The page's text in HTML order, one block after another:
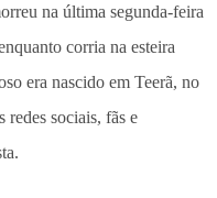
na última segunda-feira
corria na esteira
era nascido em Teerã, no
sociais, fãs e